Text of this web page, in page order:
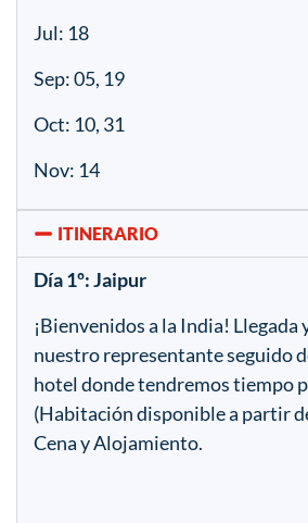
Jul: 18
Sep: 05, 19
Oct: 10, 31
Nov: 14
ITINERARIO
Día 1º: Jaipur
¡Bienvenidos a la India! Llegada
nuestro representante seguido
hotel donde tendremos tiempo
(Habitación disponible a partir
Cena y Alojamiento.